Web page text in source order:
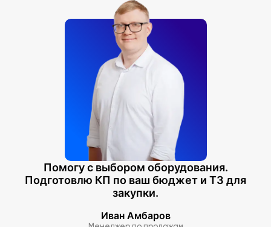
Помогу с выбором оборудования.
Подготовлю КП по ваш бюджет и ТЗ для
закупки.
Иван Амбаров